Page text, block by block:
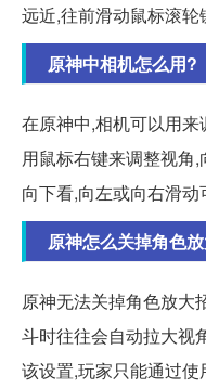
远近,往前滑动鼠标滚轮
原神中相机怎么用?
在原神中,相机可以用
用鼠标右键来调整视角
向下看,向左或向右滑动
原神怎么关掉角色
原神无法关掉角色放大
斗时往往会自动拉大视
该设置,玩家只能通过使